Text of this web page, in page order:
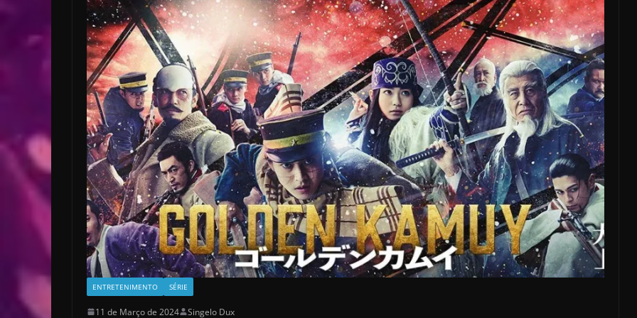
ENTRETENIMENTO SÉRIE
11 de Março de 2024 Singelo Dux